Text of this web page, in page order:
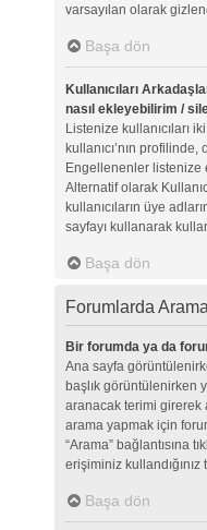
varsayılan olarak
Başa dön
Kullanıcıları
nasıl ekleyebilirim /
Listenize kullanıcıları
kullanıcı’nın
Engellenenler listenize
Alternatif olarak
kullanıcıların üye
sayfayı kullanarak
Başa dön
Forumlarda Arama
Bir forumda ya da
Ana sayfa
başlık görüntülenirken
aranacak terimi girerek
arama yapmak için
“Arama” bağlantısına
erişiminiz
Başa dön